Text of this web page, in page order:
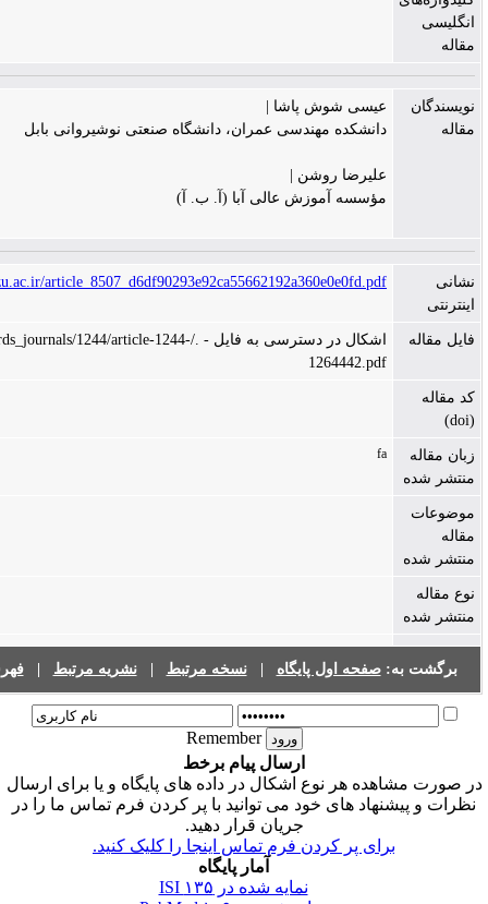
شوش پاشا |
مهندسی عمران، دانشگاه صنعتی نوشیروانی بابل
آموزش عالی آبا (آ. ب. آ)
http://ceej.tabrizu.ac.ir/
اشکال در دسترسی به فایل - ./files/site1/rds_journals/1244/article-1244-
صفحه اول پایگاه |نسخه مرتبط |نشریه مرتبط |فهرست نشریات
Remember
ارسال پیام برخط
هر نوع اشکال در داده های پایگاه و یا برای ارسال
های خود می توانید با پر کردن فرم تماس ما را در
جریان قرار دهید.
پر کردن فرم تماس اینجا را کلیک کنید.
۱۳۵